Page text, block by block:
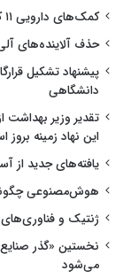
کمک‌های دارویی ۱۱ کشور به ایران در دوران جنگ
حذف آلاینده‌های
پیشنهاد تشکیل
دانشگاهی
تقدیر وزیر
این نهاد زمینه بروز
یافته‌های جدید از
هوش‌مصنوعی چگونه
ژنتیک و
نخستین «گذر
می‌شود